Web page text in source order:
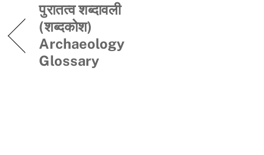
पुरातत्व शब्दावली
(शब्दकोश)
Archaeology
Glossary ‎